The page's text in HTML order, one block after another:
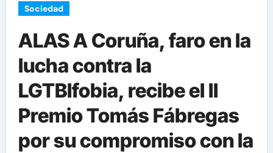
Sociedad
ALAS A Coruña, faro en la
lucha contra la
LGTBIfobia, recibe el II
Premio Tomás Fábregas
por su compromiso con la